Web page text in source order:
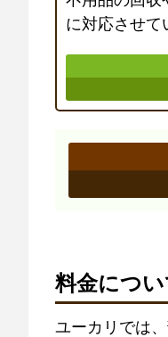
に対応させて
料金につい
ユーカリでは